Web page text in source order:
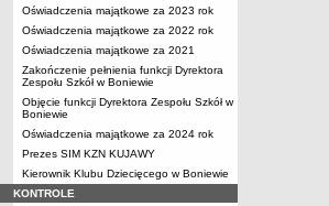
Oświadczenia majątkowe za 2023 rok
Oświadczenia majątkowe za 2022 rok
Oświadczenia majątkowe za 2021
Zakończenie pełnienia funkcji Dyrektora
Zespołu Szkół w Boniewie
Objęcie funkcji Dyrektora Zespołu Szkół w
Boniewie
Oświadczenia majątkowe za 2024 rok
Prezes SIM KZN KUJAWY
Kierownik Klubu Dziecięcego w Boniewie
KONTROLE